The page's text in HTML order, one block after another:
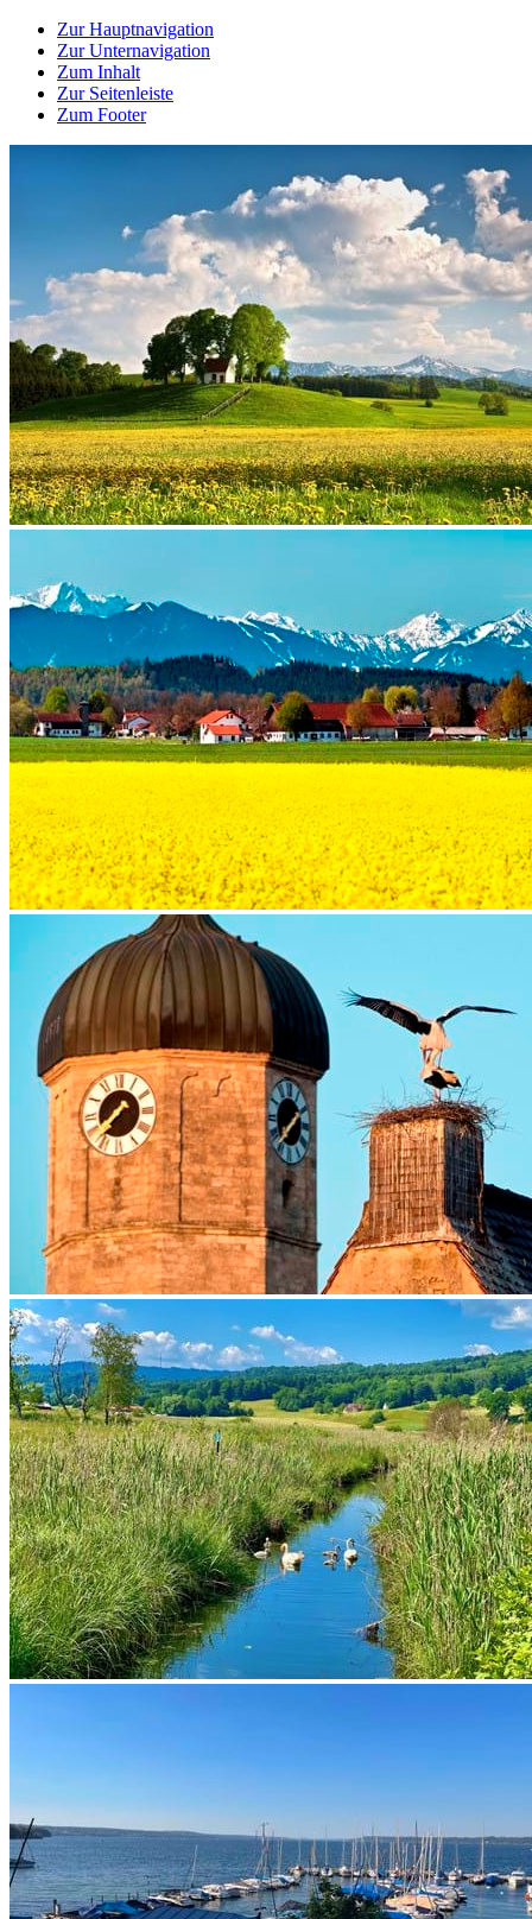
Zur Hauptnavigation
Zur Unternavigation
Zum Inhalt
Zur Seitenleiste
Zum Footer